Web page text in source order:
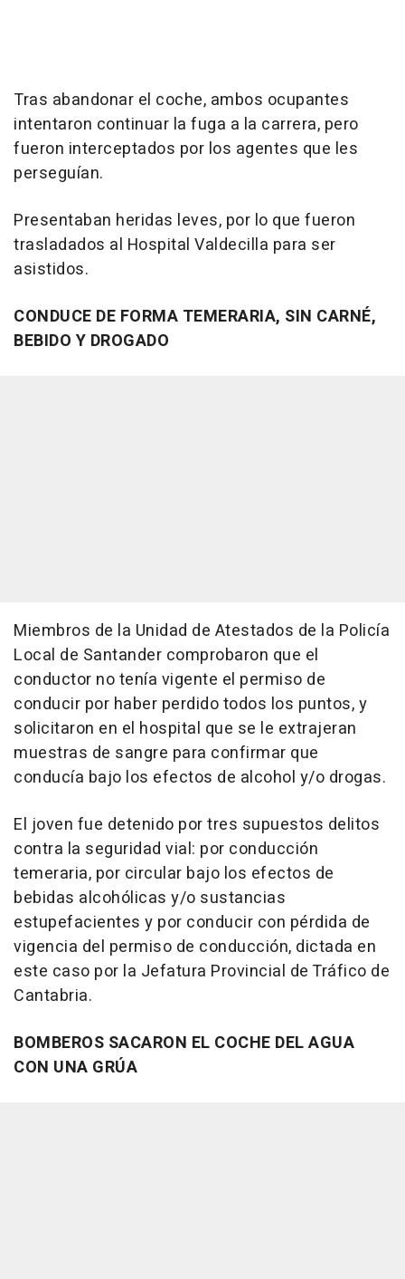
Tras abandonar el coche, ambos ocupantes
intentaron continuar la fuga a la carrera, pero
fueron interceptados por los agentes que les
perseguían.
Presentaban heridas leves, por lo que fueron
trasladados al Hospital Valdecilla para ser
asistidos.
CONDUCE DE FORMA TEMERARIA, SIN CARNÉ,
BEBIDO Y DROGADO
Miembros de la Unidad de Atestados de la Policía
Local de Santander comprobaron que el
conductor no tenía vigente el permiso de
conducir por haber perdido todos los puntos, y
solicitaron en el hospital que se le extrajeran
muestras de sangre para confirmar que
conducía bajo los efectos de alcohol y/o drogas.
El joven fue detenido por tres supuestos delitos
contra la seguridad vial: por conducción
temeraria, por circular bajo los efectos de
bebidas alcohólicas y/o sustancias
estupefacientes y por conducir con pérdida de
vigencia del permiso de conducción, dictada en
este caso por la Jefatura Provincial de Tráfico de
Cantabria.
BOMBEROS SACARON EL COCHE DEL AGUA
CON UNA GRÚA